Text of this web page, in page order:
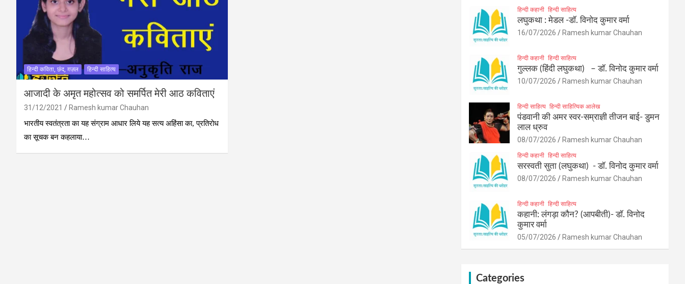
हिन्दी कविता, छंद, ग़ज़ल हिन्दी साहित्य
आजादी के अमृत महोत्सव को समर्पित मेरी आठ कविताएं
31/12/2021
Ramesh kumar Chauhan
भारतीय स्वतंत्रता का यह संग्राम आधार लिये यह सत्य अहिंसा का, प्रतिरोध
का सूचक बन कहलाया…
हिन्दी कहानी हिन्दी साहित्य
लघुकथा : मेडल -डॉ. विनोद कुमार वर्मा
16/07/2026 Ramesh kumar Chauhan
हिन्दी कहानी हिन्दी साहित्य
गुल्लक (हिंदी लघुकथा) – डॉ. विनोद कुमार वर्मा
10/07/2026 Ramesh kumar Chauhan
हिन्दी साहित्य हिन्दी साहित्यिक आलेख
पंडवानी की अमर स्वर-सम्राज्ञी तीजन बाई- डुमन
लाल ध्रुव
08/07/2026 Ramesh kumar Chauhan
हिन्दी कहानी हिन्दी साहित्य
सरस्वती सुता (लघुकथा) ​- डॉ. विनोद कुमार वर्मा
08/07/2026 Ramesh kumar Chauhan
हिन्दी कहानी हिन्दी साहित्य
कहानी: लंगड़ा कौन? (आपबीती)​- डॉ. विनोद
कुमार वर्मा
05/07/2026 Ramesh kumar Chauhan
Categories